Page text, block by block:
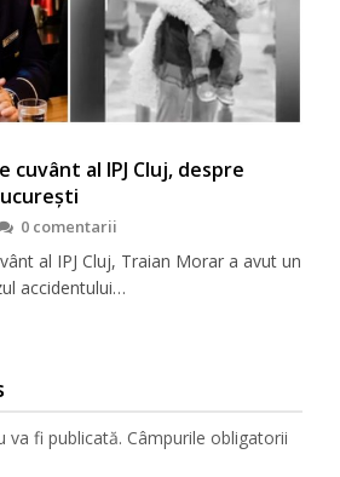
al IPJ Cluj, despre
0 comentarii
al IPJ Cluj, Traian Morar a avut un
accidentului…
va fi publicată. Câmpurile obligatorii